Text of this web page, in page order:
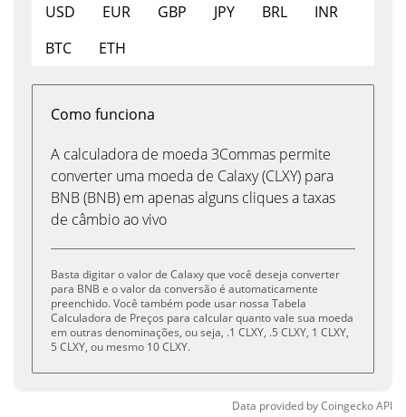
USD EUR GBP JPY BRL
INR
BTC
ETH
Como funciona
A calculadora de moeda 3Commas permite
converter uma moeda de Calaxy (CLXY) para
BNB (BNB) em apenas alguns cliques a taxas
de câmbio ao vivo
Basta digitar o valor de Calaxy que você deseja converter
para BNB e o valor da conversão é automaticamente
preenchido. Você também pode usar nossa Tabela
Calculadora de Preços para calcular quanto vale sua moeda
em outras denominações, ou seja, .1 CLXY, .5 CLXY, 1 CLXY,
5 CLXY, ou mesmo 10 CLXY.
Data provided byCoingeckoAPI